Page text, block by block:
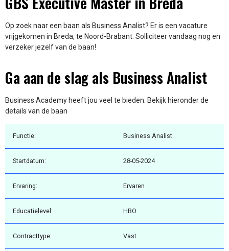
Op zoek naar een baan als Business Analist? Er is een vacature
vrijgekomen in Breda, te Noord-Brabant. Solliciteer vandaag nog en
verzeker jezelf van de baan!
Ga aan de slag als Business Analist
Business Academy heeft jou veel te bieden. Bekijk hieronder de
details van de baan
Functie: Business Analist
Startdatum: 28-05-2024
Ervaring: Ervaren
Educatielevel: HBO
Contracttype: Vast